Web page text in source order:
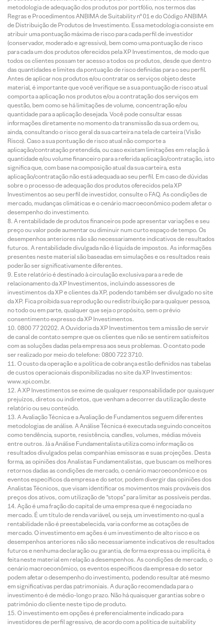
metodologia de adequação dos produtos por portfólio, nos termos das
Regras e Procedimentos ANBIMA de Suitability nº 01 e do Código ANBIMA
de Distribuição de Produtos de Investimento. Essa metodologia consiste em
atribuir uma pontuação máxima de risco para cada perfil de investidor
(conservador, moderado e agressivo), bem como uma pontuação de risco
para cada um dos produtos oferecidos pela XP Investimentos, de modo que
todos os clientes possam ter acesso a todos os produtos, desde que dentro
das quantidades e limites da pontuação de risco definidas para o seu perfil.
Antes de aplicar nos produtos e/ou contratar os serviços objeto deste
material, é importante que você verifique se a sua pontuação de risco atual
comporta a aplicação nos produtos e/ou a contratação dos serviços em
questão, bem como se há limitações de volume, concentração e/ou
quantidade para a aplicação desejada. Você pode consultar essas
informações diretamente no momento da transmissão da sua ordem ou,
ainda, consultando o risco geral da sua carteira na tela de carteira (Visão
Risco). Caso a sua pontuação de risco atual não comporte a
aplicação/contratação pretendida, ou caso existam limitações em relação à
quantidade e/ou volume financeiro para a referida aplicação/contratação, isto
significa que, com base na composição atual da sua carteira, esta
aplicação/contratação não está adequada ao seu perfil. Em caso de dúvidas
sobre o processo de adequação dos produtos oferecidos pela XP
Investimentos ao seu perfil de investidor, consulte o FAQ. As condições de
mercado, mudanças climáticas e o cenário macroeconômico podem afetar o
desempenho do investimento.
A rentabilidade de produtos financeiros pode apresentar variações e seu
preço ou valor pode aumentar ou diminuir num curto espaço de tempo. Os
desempenhos anteriores não são necessariamente indicativos de resultados
futuros. A rentabilidade divulgada não é líquida de impostos. As informações
presentes neste material são baseadas em simulações e os resultados reais
poderão ser significativamente diferentes.
Este relatório é destinado à circulação exclusiva para a rede de
relacionamento da XP Investimentos, incluindo assessores de
investimentos da XP e clientes da XP, podendo também ser divulgado no site
da XP. Fica proibida sua reprodução ou redistribuição para qualquer pessoa,
no todo ou em parte, qualquer que seja o propósito, sem o prévio
consentimento expresso da XP Investimentos.
0800 77 20202. A Ouvidoria da XP Investimentos tem a missão de servir
de canal de contato sempre que os clientes que não se sentirem satisfeitos
com as soluções dadas pela empresa aos seus problemas. O contato pode
ser realizado por meio do telefone: 0800 722 3710.
O custo da operação e a política de cobrança estão definidos nas tabelas
de custos operacionais disponibilizadas no site da XP Investimentos:
www.xpi.com.br.
A XP Investimentos se exime de qualquer responsabilidade por quaisquer
prejuízos, diretos ou indiretos, que venham a decorrer da utilização deste
relatório ou seu conteúdo.
A Avaliação Técnica e a Avaliação de Fundamentos seguem diferentes
metodologias de análise. A Análise Técnica é executada seguindo conceitos
como tendência, suporte, resistência, candles, volumes, médias móveis
entre outros. Já a Análise Fundamentalista utiliza como informação os
resultados divulgados pelas companhias emissoras e suas projeções. Desta
forma, as opiniões dos Analistas Fundamentalistas, que buscam os melhores
retornos dadas as condições de mercado, o cenário macroeconômico e os
eventos específicos da empresa e do setor, podem divergir das opiniões dos
Analistas Técnicos, que visam identificar os movimentos mais prováveis dos
preços dos ativos, com utilização de “stops” para limitar as possíveis perdas.
Ação é uma fração do capital de uma empresa que é negociada no
mercado. É um título de renda variável, ou seja, um investimento no qual a
rentabilidade não é preestabelecida, varia conforme as cotações de
mercado. O investimento em ações é um investimento de alto risco e os
desempenhos anteriores não são necessariamente indicativos de resultados
futuros e nenhuma declaração ou garantia, de forma expressa ou implícita, é
feita neste material em relação a desempenhos. As condições de mercado, o
cenário macroeconômico, os eventos específicos da empresa e do setor
podem afetar o desempenho do investimento, podendo resultar até mesmo
em significativas perdas patrimoniais. A duração recomendada para o
investimento é de médio-longo prazo. Não há quaisquer garantias sobre o
patrimônio do cliente neste tipo de produto.
O investimento em opções é preferencialmente indicado para
investidores de perfil agressivo, de acordo com a política de suitability